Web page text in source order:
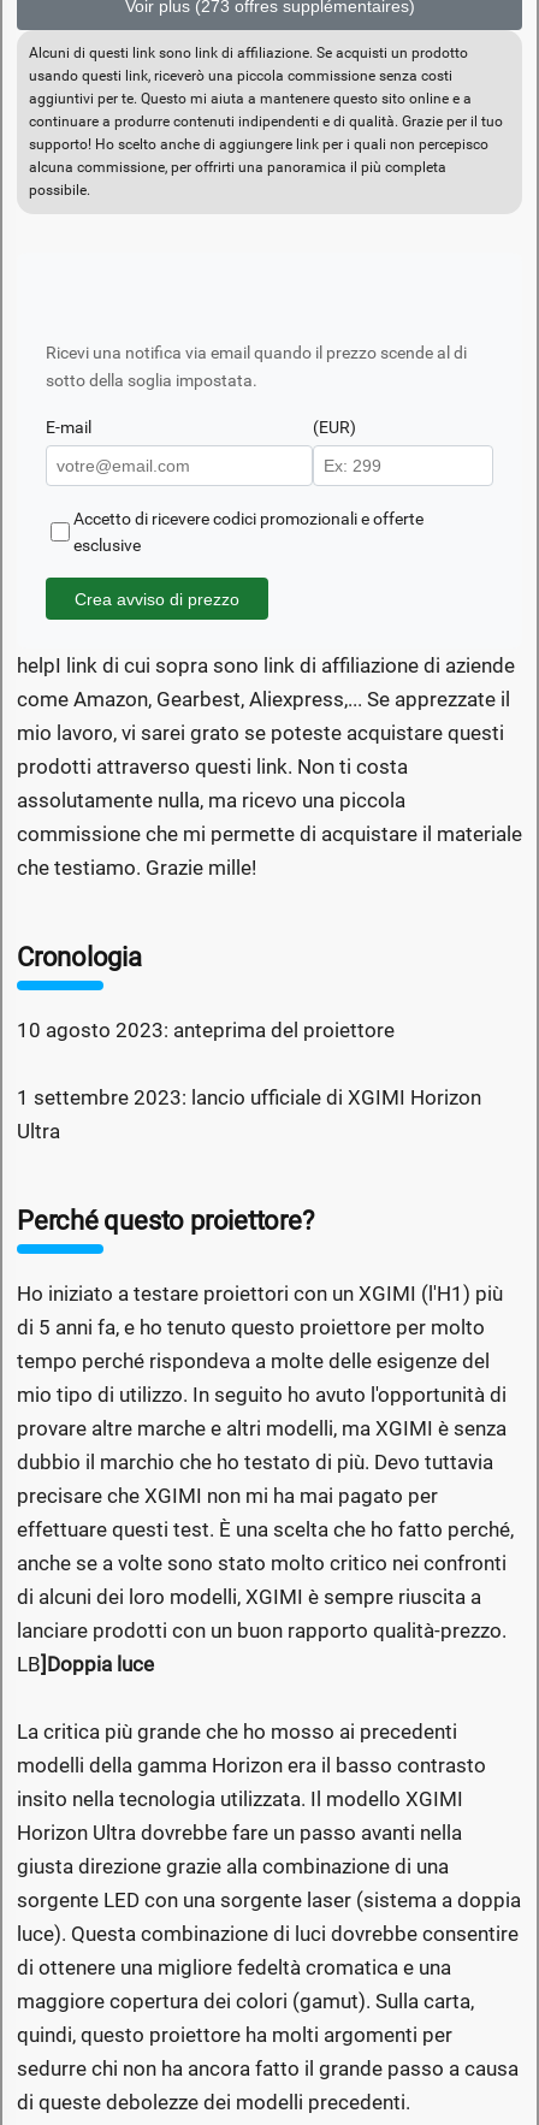
Voir plus (273 offres supplémentaires)
Alcuni di questi link sono link di affiliazione. Se acquisti un prodotto
usando questi link, riceverò una piccola commissione senza costi
aggiuntivi per te. Questo mi aiuta a mantenere questo sito online e a
continuare a produrre contenuti indipendenti e di qualità. Grazie per il tuo
supporto! Ho scelto anche di aggiungere link per i quali non percepisco
alcuna commissione, per offrirti una panoramica il più completa
possibile.
Ricevi una notifica via email quando il prezzo scende al di
sotto della soglia impostata.
E-mail (EUR)
Accetto di ricevere codici promozionali e offerte
esclusive
Crea avviso di prezzo
helpI link di cui sopra sono link di affiliazione di aziende
come Amazon, Gearbest, Aliexpress,... Se apprezzate il
mio lavoro, vi sarei grato se poteste acquistare questi
prodotti attraverso questi link. Non ti costa
assolutamente nulla, ma ricevo una piccola
commissione che mi permette di acquistare il materiale
che testiamo. Grazie mille!
Cronologia
10 agosto 2023: anteprima del proiettore
1 settembre 2023: lancio ufficiale di XGIMI Horizon
Ultra
Perché questo proiettore?
Ho iniziato a testare proiettori con un XGIMI (l'H1) più
di 5 anni fa, e ho tenuto questo proiettore per molto
tempo perché rispondeva a molte delle esigenze del
mio tipo di utilizzo. In seguito ho avuto l'opportunità di
provare altre marche e altri modelli, ma XGIMI è senza
dubbio il marchio che ho testato di più. Devo tuttavia
precisare che XGIMI non mi ha mai pagato per
effettuare questi test. È una scelta che ho fatto perché,
anche se a volte sono stato molto critico nei confronti
di alcuni dei loro modelli, XGIMI è sempre riuscita a
lanciare prodotti con un buon rapporto qualità-prezzo.
LB]Doppia luce
La critica più grande che ho mosso ai precedenti
modelli della gamma Horizon era il basso contrasto
insito nella tecnologia utilizzata. Il modello XGIMI
Horizon Ultra dovrebbe fare un passo avanti nella
giusta direzione grazie alla combinazione di una
sorgente LED con una sorgente laser (sistema a doppia
luce). Questa combinazione di luci dovrebbe consentire
di ottenere una migliore fedeltà cromatica e una
maggiore copertura dei colori (gamut). Sulla carta,
quindi, questo proiettore ha molti argomenti per
sedurre chi non ha ancora fatto il grande passo a causa
di queste debolezze dei modelli precedenti.